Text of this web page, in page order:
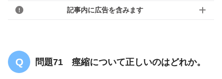
記事内に広告を含みます
問題71 痙縮について正しいのはどれか。